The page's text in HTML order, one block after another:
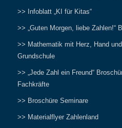
>> Infoblatt „KI für Kitas“
>> „Guten Morgen, liebe Zahlen!“
>> Mathematik mit Herz, Hand
Grundschule
>> „Jede Zahl ein Freund“
Fachkräfte
>> Broschüre Seminare
>> Materialflyer Zahlenland